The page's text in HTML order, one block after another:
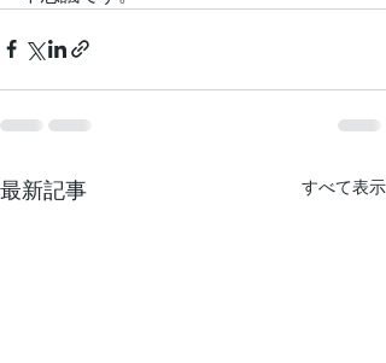
最新記事 すべて表示